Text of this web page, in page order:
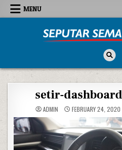
Skip to content
MENU
setir-
ADMIN FEBRUARY 24, 2020